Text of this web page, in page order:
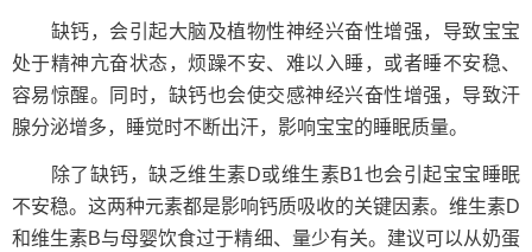
缺钙，会引起大脑及植物性神经兴奋性增强，导致宝宝
处于精神亢奋状态，烦躁不安、难以入睡，或者睡不安稳、
容易惊醒。同时，缺钙也会使交感神经兴奋性增强，导致汗
腺分泌增多，睡觉时不断出汗，影响宝宝的睡眠质量。
除了缺钙，缺乏维生素D或维生素B1也会引起宝宝睡眠
不安稳。这两种元素都是影响钙质吸收的关键因素。维生素D
和维生素B与母婴饮食过于精细、量少有关。建议可以从奶蛋